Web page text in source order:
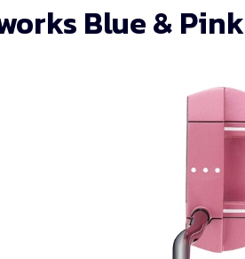
Blue & Pink